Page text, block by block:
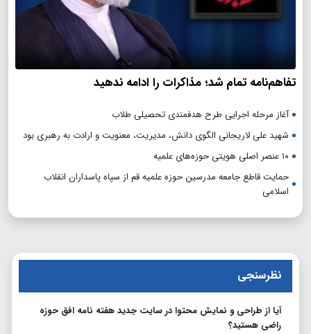
تفاهم‌نامه تمام شد؛ مذاکرات را ادامه ندهید
آغاز مرحله اجرایی طرح هدفمندی تحصیلی طلاب
شهید علی لاریجانی الگوی دانش، مدیریت، معنویت و ارادت به رهبری بود
۱۰ عنصر اصلی هویتی حوزه‌های علمیه
حمایت قاطع جامعه مدرسین حوزه علمیه قم از سپاه پاسداران انقلاب
اسلامی
نظرسنجی
آیا از طراحی و نمایش محتوا در سایت جدید هفته نامه افق حوزه
راضی هستید؟